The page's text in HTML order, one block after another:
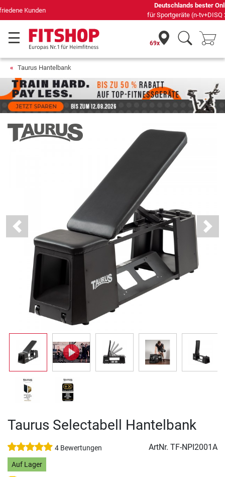
Deutschlands bester Online-Shop
für Sportgeräte (n-tv+DISQ 2016-2024)
69x
Taurus Hantelbank
Previous Next
Taurus Selectabell Hantelbank
4 Bewertungen ArtNr. TF-NPI2001A
Auf Lager